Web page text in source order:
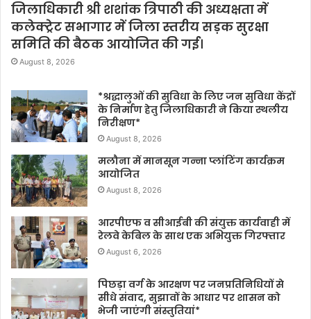
जिलाधिकारी श्री शशांक त्रिपाठी की अध्यक्षता में
कलेक्ट्रेट सभागार में जिला स्तरीय सड़क सुरक्षा
समिति की बैठक आयोजित की गई।
August 8, 2026
*श्रद्धालुओं की सुविधा के लिए जन सुविधा केंद्रों
के निर्माण हेतु जिलाधिकारी ने किया स्थलीय
निरीक्षण*
August 8, 2026
मलौना में मानसून गन्ना प्लांटिंग कार्यक्रम
आयोजित
August 8, 2026
आरपीएफ व सीआईबी की संयुक्त कार्यवाही में
रेलवे केबिल के साथ एक अभियुक्त गिरफ्तार
August 6, 2026
पिछड़ा वर्ग के आरक्षण पर जनप्रतिनिधियों से
सीधे संवाद, सुझावों के आधार पर शासन को
भेजी जाएंगी संस्तुतियां*